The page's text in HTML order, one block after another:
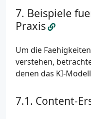
Beispiele
Praxis
Um die
verstehen,
denen das KI-
Content-